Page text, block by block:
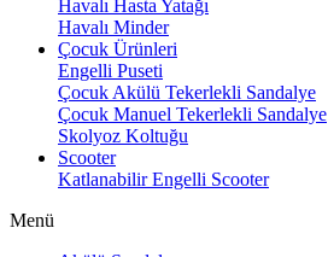
Havalı Hasta Yatağı
Havalı Minder
Çocuk Ürünleri
Engelli Puseti
Çocuk Akülü Tekerlekli Sandalye
Çocuk Manuel Tekerlekli Sandalye
Skolyoz Koltuğu
Scooter
Katlanabilir Engelli Scooter
Menü